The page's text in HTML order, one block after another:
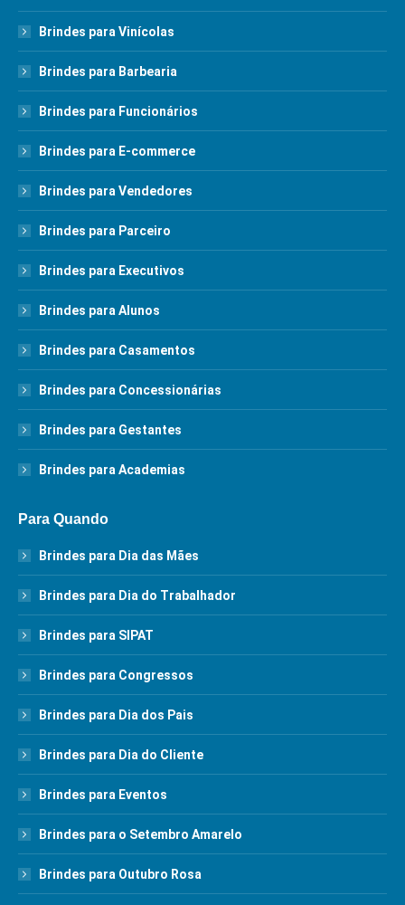
Brindes para Vinícolas
Brindes para Barbearia
Brindes para Funcionários
Brindes para E-commerce
Brindes para Vendedores
Brindes para Parceiro
Brindes para Executivos
Brindes para Alunos
Brindes para Casamentos
Brindes para Concessionárias
Brindes para Gestantes
Brindes para Academias
Para Quando
Brindes para Dia das Mães
Brindes para Dia do Trabalhador
Brindes para SIPAT
Brindes para Congressos
Brindes para Dia dos Pais
Brindes para Dia do Cliente
Brindes para Eventos
Brindes para o Setembro Amarelo
Brindes para Outubro Rosa